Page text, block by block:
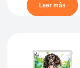
Leer más